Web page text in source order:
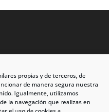
propias y de terceros, de
de manera segura nuestra
Igualmente, utilizamos
la navegación que realizas en
nº67 – Esq. Río de